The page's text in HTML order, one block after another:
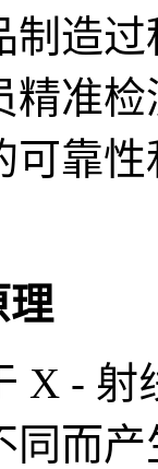
制造
精准
可靠
理
X -
同而